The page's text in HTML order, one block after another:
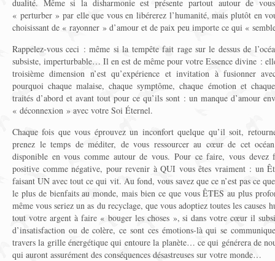
dualité. Même si la disharmonie est présente partout autour de
« perturber » par elle que vous en libérerez l’humanité, mais plutôt en
choisissant de « rayonner » d’amour et de paix peu importe ce qui «
Rappelez-vous ceci : même si la tempête fait rage sur le dessus de
subsiste, imperturbable… Il en est de même pour votre Essence divine :
troisième dimension n’est qu’expérience et invitation à fusionner
pourquoi chaque malaise, chaque symptôme, chaque émotion et
traités d’abord et avant tout pour ce qu’ils sont : un manque d’amour
« déconnexion » avec votre Soi Éternel.
Chaque fois que vous éprouvez un inconfort quelque qu’il soit,
prenez le temps de méditer, de vous ressourcer au cœur de cet
disponible en vous comme autour de vous. Pour ce faire, vous devez
positive comme négative, pour revenir à QUI vous êtes vraiment : un
faisant UN avec tout ce qui vit. Au fond, vous savez que ce n’est pas ce
le plus de bienfaits au monde, mais bien ce que vous ÊTES au plus
même vous seriez un as du recyclage, que vous adoptiez toutes les causes
tout votre argent à faire « bouger les choses », si dans votre cœur il
d’insatisfaction ou de colère, ce sont ces émotions-là qui se
travers la grille énergétique qui entoure la planète… ce qui générera de
qui auront assurément des conséquences désastreuses sur votre monde…